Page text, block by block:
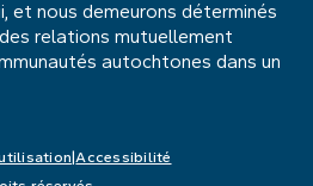
et nous demeurons déterminés
relations mutuellement
autochtones dans un
Accessibilité